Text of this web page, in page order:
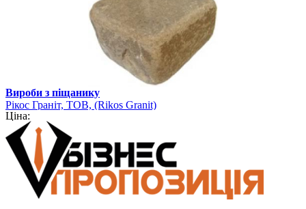
Вироби з піщанику
Рікос Граніт, ТОВ, (Rikos Granit)
Ціна: